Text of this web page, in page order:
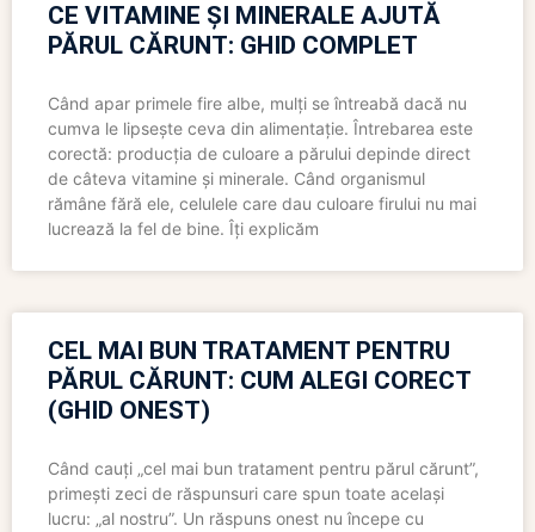
CE VITAMINE ȘI MINERALE AJUTĂ
PĂRUL CĂRUNT: GHID COMPLET
Când apar primele fire albe, mulți se întreabă dacă nu
cumva le lipsește ceva din alimentație. Întrebarea este
corectă: producția de culoare a părului depinde direct
de câteva vitamine și minerale. Când organismul
rămâne fără ele, celulele care dau culoare firului nu mai
lucrează la fel de bine. Îți explicăm
CEL MAI BUN TRATAMENT PENTRU
PĂRUL CĂRUNT: CUM ALEGI CORECT
(GHID ONEST)
Când cauți „cel mai bun tratament pentru părul cărunt”,
primești zeci de răspunsuri care spun toate același
lucru: „al nostru”. Un răspuns onest nu începe cu